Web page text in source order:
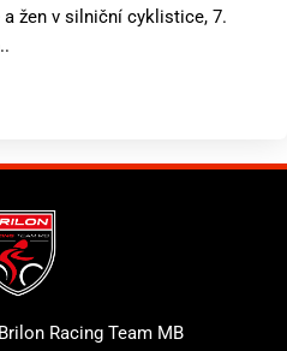
žen v silniční cyklistice, 7.
Racing Team MB